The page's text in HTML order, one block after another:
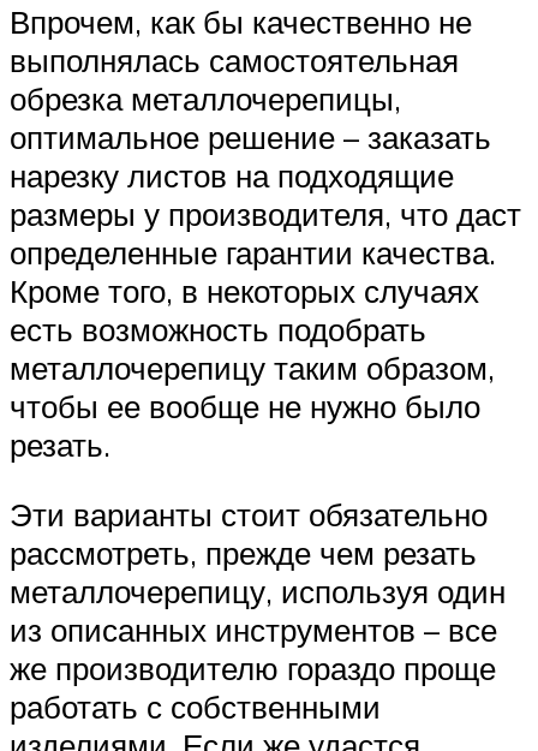
Впрочем, как бы качественно не
выполнялась самостоятельная
обрезка металлочерепицы,
оптимальное решение – заказать
нарезку листов на подходящие
размеры у производителя, что даст
определенные гарантии качества.
Кроме того, в некоторых случаях
есть возможность подобрать
металлочерепицу таким образом,
чтобы ее вообще не нужно было
резать.
Эти варианты стоит обязательно
рассмотреть, прежде чем резать
металлочерепицу, используя один
из описанных инструментов – все
же производителю гораздо проще
работать с собственными